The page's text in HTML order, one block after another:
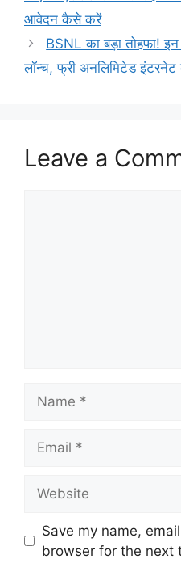
आवेदन कैसे करें
BSNL का बड़ा तोहफा!
लॉन्च, फ्री अनलिमिटेड इंटरनेट
Leave a
Save my name,
browser for the next